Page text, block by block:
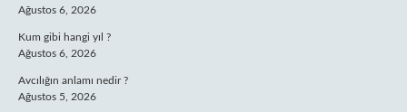
Ağustos 6, 2026
Kum gibi hangi yıl ?
Ağustos 6, 2026
Avcılığın anlamı nedir ?
Ağustos 5, 2026